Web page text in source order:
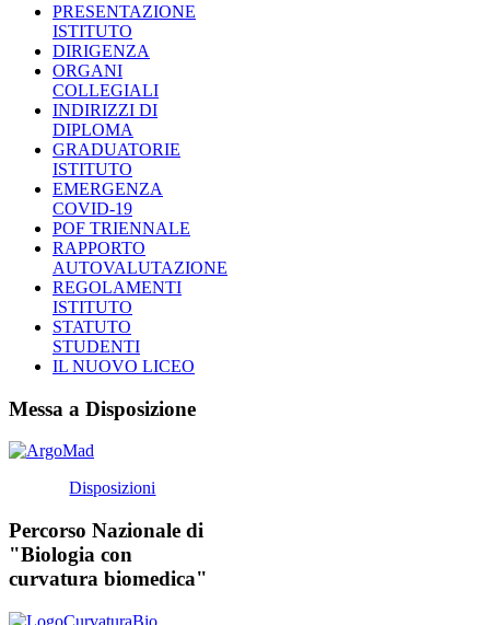
PRESENTAZIONE
ISTITUTO
DIRIGENZA
ORGANI
COLLEGIALI
INDIRIZZI DI
DIPLOMA
GRADUATORIE
ISTITUTO
EMERGENZA
COVID-19
POF TRIENNALE
RAPPORTO
AUTOVALUTAZIONE
REGOLAMENTI
ISTITUTO
STATUTO
STUDENTI
IL NUOVO LICEO
Messa a Disposizione
Disposizioni
Percorso Nazionale di
"Biologia con
curvatura biomedica"